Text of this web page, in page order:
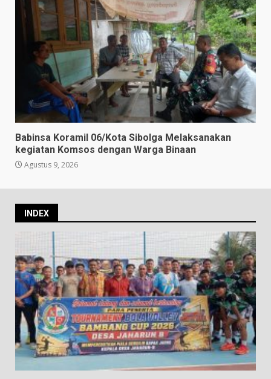
Babinsa Koramil 06/Kota Sibolga Melaksanakan
kegiatan Komsos dengan Warga Binaan
Agustus 9, 2026
INDEX